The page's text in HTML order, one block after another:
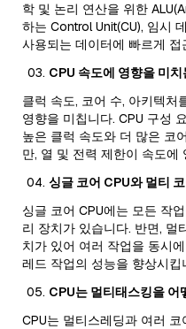
학 및 논리 연산을 위한
하는 Control Unit(CU), 임시
사용되는 데이터에 빠르게
CPU 속도에 영향을 미
클럭 속도, 코어 수, 아키텍처
영향을 미칩니다. CPU 구성
높은 클럭 속도와 더 많은 코
만, 열 및 전력 제한이 속도에
싱글 코어 CPU와 멀티
싱글 코어 CPU에는 모든 작
리 장치가 있습니다. 반면, 멀
치가 있어 여러 작업을 동시
레드 작업의 성능을 향상시킵
CPU는 멀티태스킹을 어
CPU는 멀티스레딩과 여러